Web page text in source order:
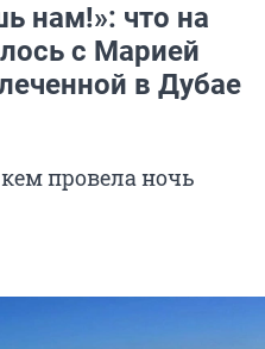
нам!»: что на
с Марией
в Дубае
кем провела ночь